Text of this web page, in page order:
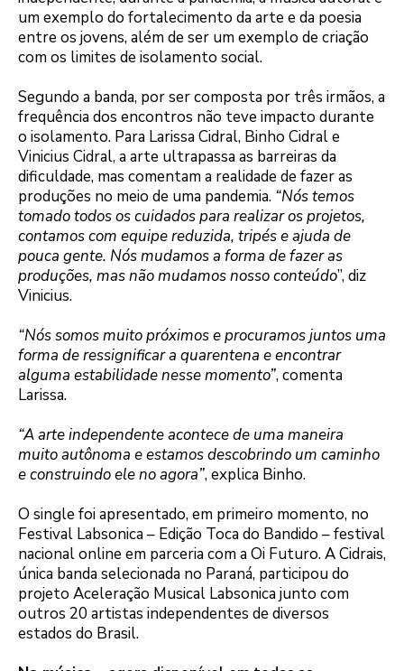
um exemplo do fortalecimento da arte e da poesia
entre os jovens, além de ser um exemplo de criação
com os limites de isolamento social.
Segundo a banda, por ser composta por três irmãos, a
frequência dos encontros não teve impacto durante
o isolamento. Para Larissa Cidral, Binho Cidral e
Vinicius Cidral, a arte ultrapassa as barreiras da
dificuldade, mas comentam a realidade de fazer as
produções no meio de uma pandemia. “Nós temos
tomado todos os cuidados para realizar os projetos,
contamos com equipe reduzida, tripés e ajuda de
pouca gente. Nós mudamos a forma de fazer as
produções, mas não mudamos nosso conteúdo”, diz
Vinicius.
“Nós somos muito próximos e procuramos juntos uma
forma de ressignificar a quarentena e encontrar
alguma estabilidade nesse momento”, comenta
Larissa.
“A arte independente acontece de uma maneira
muito autônoma e estamos descobrindo um caminho
e construindo ele no agora”, explica Binho.
O single foi apresentado, em primeiro momento, no
Festival Labsonica – Edição Toca do Bandido – festival
nacional online em parceria com a Oi Futuro. A Cidrais,
única banda selecionada no Paraná, participou do
projeto Aceleração Musical Labsonica junto com
outros 20 artistas independentes de diversos
estados do Brasil.